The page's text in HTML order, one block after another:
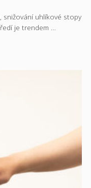
snižování uhlíkové stopy
je trendem …